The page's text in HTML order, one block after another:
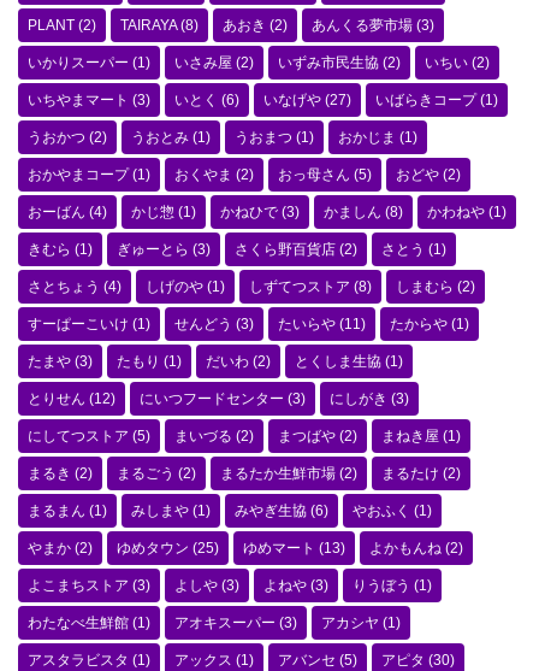
PLANT (2) TAIRAYA(8) あおき (2) あんくる夢市場 (3)
いかりスーパー (1) いさみ屋 (2) いずみ市民生協 (2) いちい (2)
いちやまマート (3) いとく (6) いなげや (27) いばらきコープ(1)
うおかつ (2) うおとみ (1) うおまつ (1) おかじま (1)
おかやまコープ(1) おくやま (2) おっ母さん (5) おどや (2)
おーばん (4) かじ惣 (1) かねひで (3) かましん (8) かわねや (1)
きむら (1) ぎゅーとら (3) さくら野百貨店 (2) さとう (1)
さとちょう (4) しげのや (1) しずてつストア (8) しまむら (2)
すーぱーこいけ (1) せんどう (3) たいらや (11) たからや (1)
たまや (3) たもり (1) だいわ (2) とくしま生協 (1)
とりせん (12) にいつフードセンター (3) にしがき (3)
にしてつストア (5) まいづる (2) まつばや (2) まねき屋 (1)
まるき (2) まるごう (2) まるたか生鮮市場 (2) まるたけ (2)
まるまん (1) みしまや (1) みやぎ生協 (6) やおふく (1)
やまか (2) ゆめタウン (25) ゆめマート (13) よかもんね (2)
よこまちストア (3) よしや (3) よねや (3) りうぼう (1)
わたなべ生鮮館 (1) アオキスーパー (3) アカシヤ (1)
アスタラビスタ (1) アックス (1) アバンセ (5) アピタ (30)